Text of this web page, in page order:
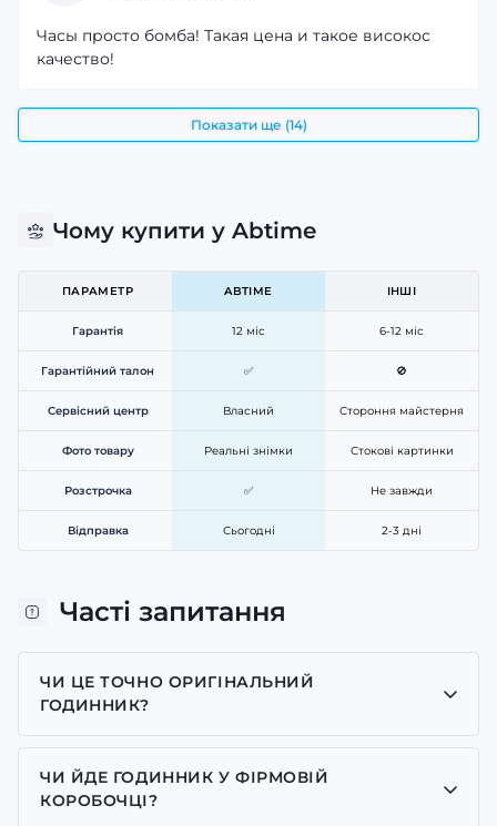
Часы просто бомба! Такая цена и такое високос
качество!
Показати ще (14)
Чому купити у Abtime
ПАРАМЕТР ABTIME ІНШІ
Гарантія 12 міс 6-12 міс
Гарантійний талон ✅ 🚫
Сервісний центр Власний Стороння майстерня
Фото товару Реальні знімки Стокові картинки
Розстрочка ✅ Не завжди
Відправка Сьогодні 2-3 дні
Часті запитання
ЧИ ЦЕ ТОЧНО ОРИГІНАЛЬНИЙ
ГОДИННИК?
Так, усі годинники у нас лише оригінальні, ми є
представником багатьох брендів.
ЧИ ЙДЕ ГОДИННИК У ФІРМОВІЙ
КОРОБОЧЦІ?